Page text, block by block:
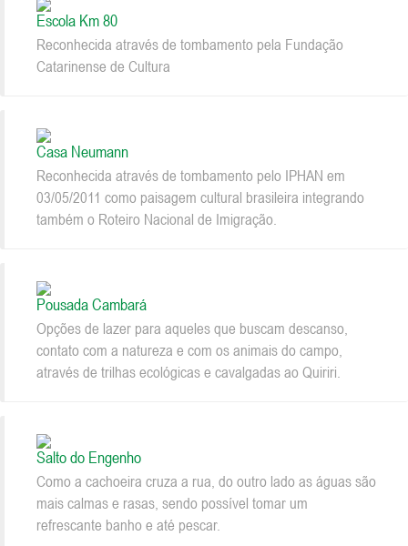
Escola Km 80
Reconhecida através de tombamento pela Fundação
Catarinense de Cultura
Casa Neumann
Reconhecida através de tombamento pelo IPHAN em
03/05/2011 como paisagem cultural brasileira integrando
também o Roteiro Nacional de Imigração.
Pousada Cambará
Opções de lazer para aqueles que buscam descanso,
contato com a natureza e com os animais do campo,
através de trilhas ecológicas e cavalgadas ao Quiriri.
Salto do Engenho
Como a cachoeira cruza a rua, do outro lado as águas são
mais calmas e rasas, sendo possível tomar um
refrescante banho e até pescar.